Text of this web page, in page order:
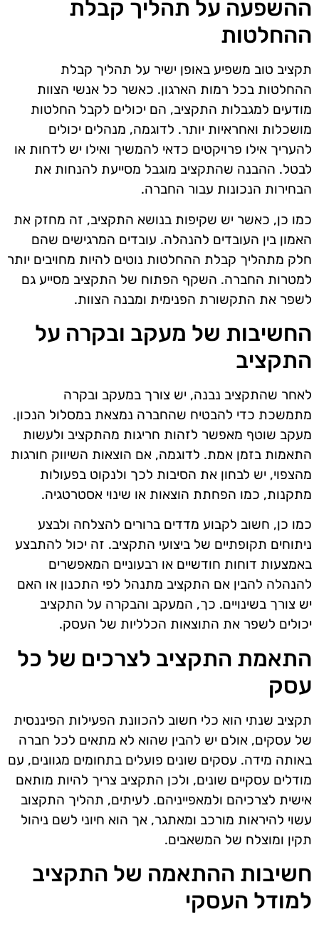
ההשפעה על תהליך קבלת
ההחלטות
תקציב טוב משפיע באופן ישיר על תהליך קבלת
ההחלטות בכל רמות הארגון. כאשר כל אנשי הצוות
מודעים למגבלות התקציב, הם יכולים לקבל החלטות
מושכלות ואחראיות יותר. לדוגמה, מנהלים יכולים
להעריך אילו פרויקטים כדאי להמשיך ואילו יש לדחות או
לבטל. ההבנה שהתקציב מוגבל מסייעת להנחות את
הבחירות הנכונות עבור החברה.
כמו כן, כאשר יש שקיפות בנושא התקציב, זה מחזק את
האמון בין העובדים להנהלה. עובדים המרגישים שהם
חלק מתהליך קבלת ההחלטות נוטים להיות מחויבים יותר
למטרות החברה. השקף הפתוח של התקציב מסייע גם
לשפר את התקשורת הפנימית ומבנה הצוות.
החשיבות של מעקב ובקרה על
התקציב
לאחר שהתקציב נבנה, יש צורך במעקב ובקרה
מתמשכת כדי להבטיח שהחברה נמצאת במסלול הנכון.
מעקב שוטף מאפשר לזהות חריגות מהתקציב ולעשות
התאמות בזמן אמת. לדוגמה, אם הוצאות השיווק חורגות
מהצפוי, יש לבחון את הסיבות לכך ולנקוט בפעולות
מתקנות, כמו הפחתת הוצאות או שינוי אסטרטגיה.
כמו כן, חשוב לקבוע מדדים ברורים להצלחה ולבצע
ניתוחים תקופתיים של ביצועי התקציב. זה יכול להתבצע
באמצעות דוחות חודשיים או רבעוניים המאפשרים
להנהלה להבין אם התקציב מתנהל לפי התכנון או האם
יש צורך בשינויים. כך, המעקב והבקרה על התקציב
יכולים לשפר את התוצאות הכלליות של העסק.
התאמת התקציב לצרכים של כל
עסק
תקציב שנתי הוא כלי חשוב להכוונת הפעילות הפיננסית
של עסקים, אולם יש להבין שהוא לא מתאים לכל חברה
באותה מידה. עסקים שונים פועלים בתחומים מגוונים, עם
מודלים עסקיים שונים, ולכן התקציב צריך להיות מותאם
אישית לצרכיהם ולמאפייניהם. לעיתים, תהליך התקצוב
עשוי להיראות מורכב ומאתגר, אך הוא חיוני לשם ניהול
תקין ומוצלח של המשאבים.
חשיבות ההתאמה של התקציב
למודל העסקי